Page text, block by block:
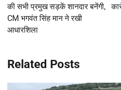
की सभी प्रमुख सड़कें शानदार बनेंगी,
CM भगवंत सिंह मान ने रखी
आधारशिला
Related Posts